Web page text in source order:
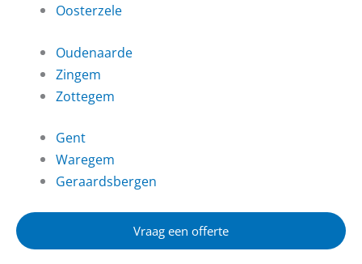
Oosterzele
Oudenaarde
Zingem
Zottegem
Gent
Waregem
Geraardsbergen
Vraag een offerte